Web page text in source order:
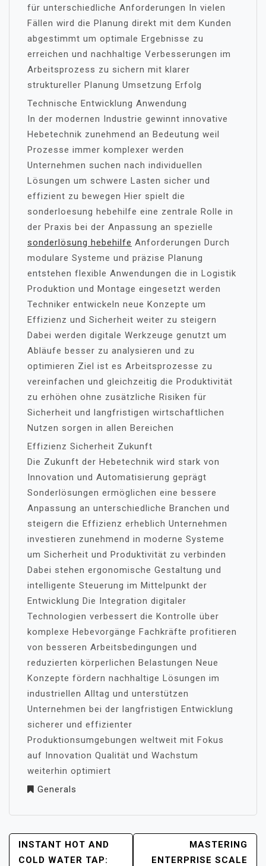
für unterschiedliche Anforderungen In vielen
Fällen wird die Planung direkt mit dem Kunden
abgestimmt um optimale Ergebnisse zu
erreichen und nachhaltige Verbesserungen im
Arbeitsprozess zu sichern mit klarer
struktureller Planung Umsetzung Erfolg
Technische Entwicklung Anwendung
In der modernen Industrie gewinnt innovative
Hebetechnik zunehmend an Bedeutung weil
Prozesse immer komplexer werden
Unternehmen suchen nach individuellen
Lösungen um schwere Lasten sicher und
effizient zu bewegen Hier spielt die
sonderloesung hebehilfe eine zentrale Rolle in
der Praxis bei der Anpassung an spezielle
sonderlösung hebehilfe Anforderungen Durch
modulare Systeme und präzise Planung
entstehen flexible Anwendungen die in Logistik
Produktion und Montage eingesetzt werden
Techniker entwickeln neue Konzepte um
Effizienz und Sicherheit weiter zu steigern
Dabei werden digitale Werkzeuge genutzt um
Abläufe besser zu analysieren und zu
optimieren Ziel ist es Arbeitsprozesse zu
vereinfachen und gleichzeitig die Produktivität
zu erhöhen ohne zusätzliche Risiken für
Sicherheit und langfristigen wirtschaftlichen
Nutzen sorgen in allen Bereichen
Effizienz Sicherheit Zukunft
Die Zukunft der Hebetechnik wird stark von
Innovation und Automatisierung geprägt
Sonderlösungen ermöglichen eine bessere
Anpassung an unterschiedliche Branchen und
steigern die Effizienz erheblich Unternehmen
investieren zunehmend in moderne Systeme
um Sicherheit und Produktivität zu verbinden
Dabei stehen ergonomische Gestaltung und
intelligente Steuerung im Mittelpunkt der
Entwicklung Die Integration digitaler
Technologien verbessert die Kontrolle über
komplexe Hebevorgänge Fachkräfte profitieren
von besseren Arbeitsbedingungen und
reduzierten körperlichen Belastungen Neue
Konzepte fördern nachhaltige Lösungen im
industriellen Alltag und unterstützen
Unternehmen bei der langfristigen Entwicklung
sicherer und effizienter
Produktionsumgebungen weltweit mit Fokus
auf Innovation Qualität und Wachstum
weiterhin optimiert
Generals
POST
NAVIGATION
INSTANT HOT AND
COLD WATER TAP:
MASTERING
ENTERPRISE SCALE